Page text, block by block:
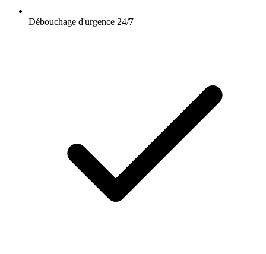
Débouchage d'urgence 24/7